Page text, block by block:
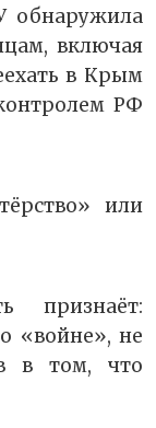
обнаружила
включая
в Крым
РФ
или
признаёт:
«войне», не
в том, что